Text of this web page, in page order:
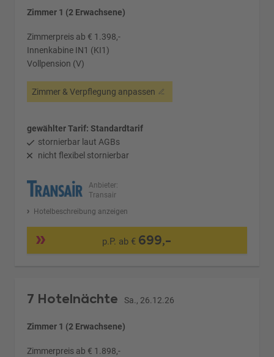
Zimmer 1 (2 Erwachsene)
Zimmerpreis ab € 1.398,-
Innenkabine IN1 (KI1)
Vollpension (V)
Zimmer & Verpflegung anpassen
gewählter Tarif: Standardtarif
stornierbar laut AGBs
nicht flexibel stornierbar
Anbieter:
Transair
Hotelbeschreibung anzeigen
p.P. ab € 699,-
7 Hotelnächte Sa., 26.12.26
Zimmer 1 (2 Erwachsene)
Zimmerpreis ab € 1.898,-